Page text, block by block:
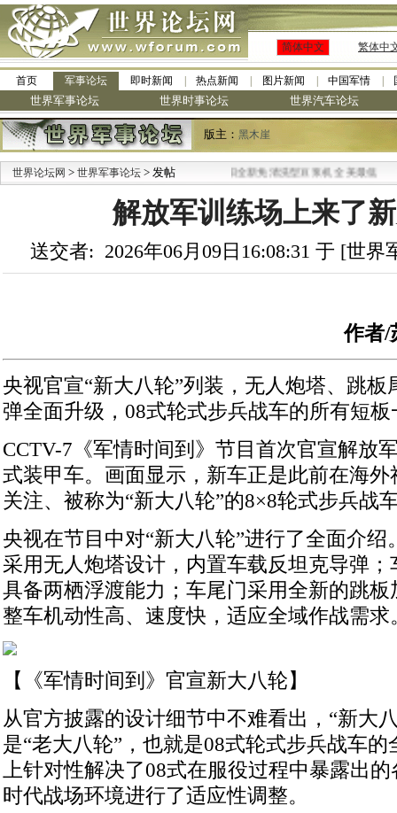
简体中文 繁体中
首页 军事论坛 即时新闻 热点新闻 图片新闻 中国军情
世界军事论坛 世界时事论坛 世界汽车论坛
版主： 黑木崖
世界论坛网 > 世界军事论坛 > 发帖
·九阳全新免清洗型豆浆机 全美最低
解放军训练场上来了
送交者: 2026年06月09日16:08:31 于 [世
作者/
央视官宣“新大八轮”列装，无人炮塔、跳
弹全面升级，08式轮式步兵战车的所有短
CCTV-7《军情时间到》节目首次官宣解放
式装甲车。画面显示，新车正是此前在海
关注、被称为“新大八轮”的8×8轮式步兵战
央视在节目中对“新大八轮”进行了全面介
采用无人炮塔设计，内置车载反坦克导弹
具备两栖浮渡能力；车尾门采用全新的跳
整车机动性高、速度快，适应全域作战需求
【《军情时间到》官宣新大八轮】
从官方披露的设计细节中不难看出，“新大
是“老大八轮”，也就是08式轮式步兵战车
上针对性解决了08式在服役过程中暴露出
时代战场环境进行了适应性调整。